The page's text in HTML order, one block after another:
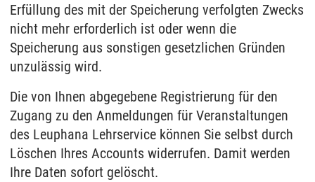
Erfüllung des mit der Speicherung verfolgten Zwecks
nicht mehr erforderlich ist oder wenn die
Speicherung aus sonstigen gesetzlichen Gründen
unzulässig wird.
Die von Ihnen abgegebene Registrierung für den
Zugang zu den Anmeldungen für Veranstaltungen
des Leuphana Lehrservice können Sie selbst durch
Löschen Ihres Accounts widerrufen. Damit werden
Ihre Daten sofort gelöscht.